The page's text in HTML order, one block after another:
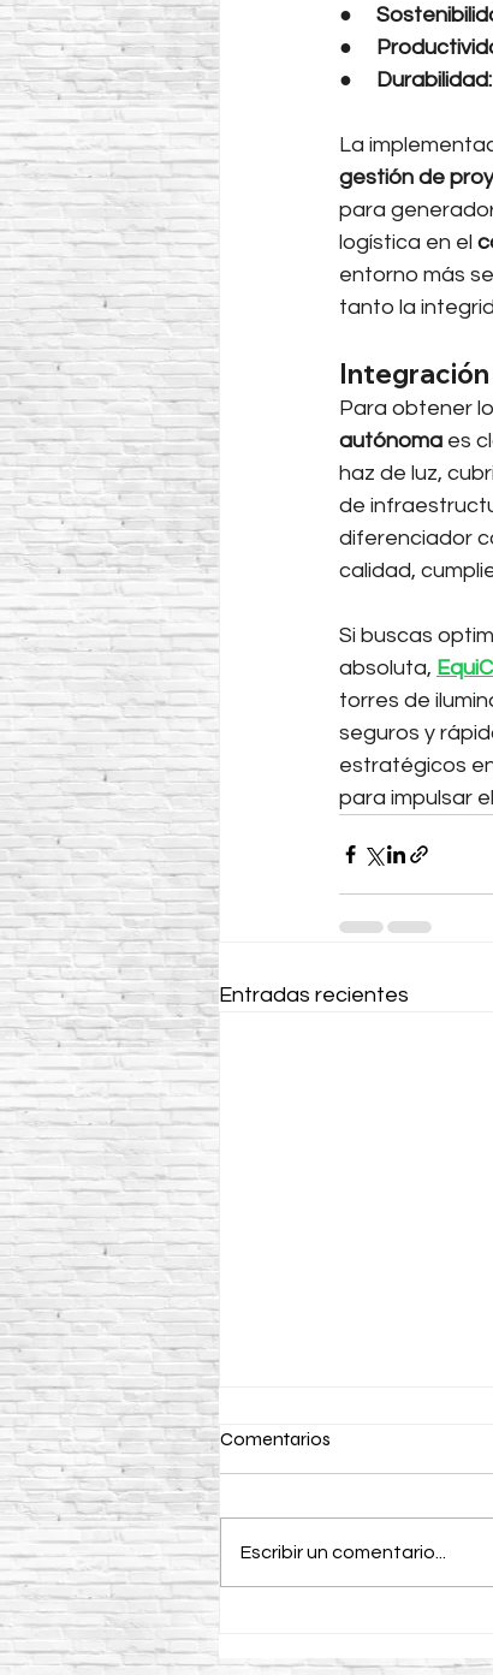
●
●
●
Durabilidad:
La
gestión de
para
logística en el
entorno más
tanto la
Para obtener
autónoma es
haz de luz,
de
diferenciador
calidad,
Si buscas
absoluta,
torres de
seguros y
estratégicos
para impulsar
Entradas recientes
Comentarios
Escribir un comentario...